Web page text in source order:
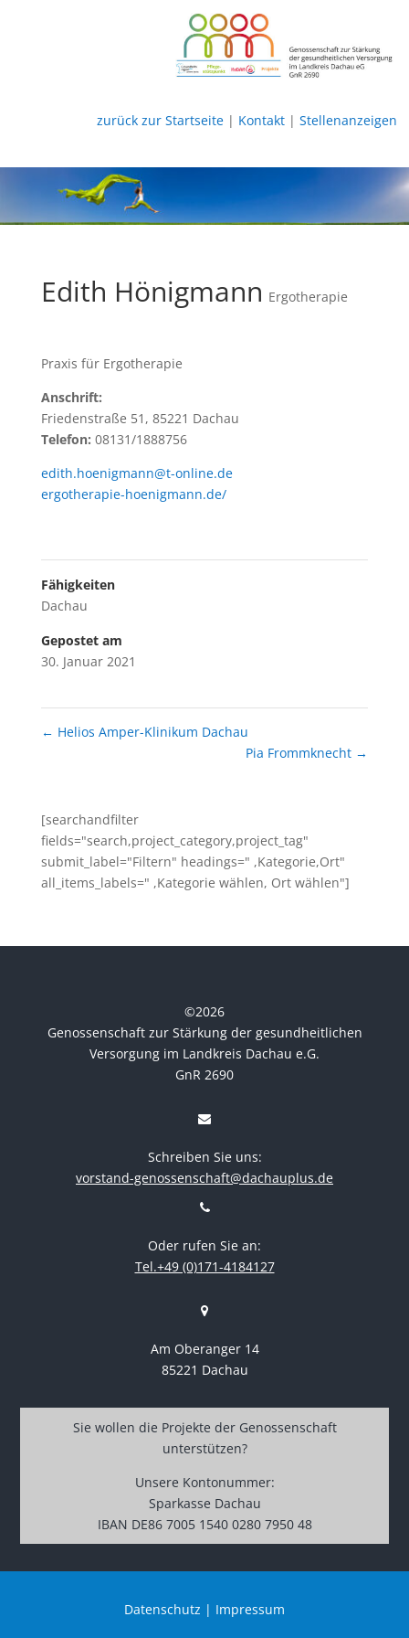
zurück zur Startseite| Kontakt| Stellenanzeigen
Edith Hönigmann Ergotherapie
Praxis für Ergotherapie
Anschrift:
Friedenstraße 51, 85221 Dachau
Telefon: 08131/1888756
edith.hoenigmann@t-online.de
ergotherapie-hoenigmann.de/
Fähigkeiten
Dachau
Gepostet am
30. Januar 2021
← Helios Amper-Klinikum Dachau
Pia Frommknecht →
[searchandfilter
fields="search,project_category,project_tag"
submit_label="Filtern" headings=" ,Kategorie,Ort"
all_items_labels=" ,Kategorie wählen, Ort wählen"]
©2026
Genossenschaft zur Stärkung der gesundheitlichen
Versorgung im Landkreis Dachau e.G.
GnR 2690
Schreiben Sie uns:
vorstand-genossenschaft@dachauplus.de
Oder rufen Sie an:
Tel.+49 (0)171-4184127
Am Oberanger 14
85221 Dachau
Sie wollen die Projekte der Genossenschaft
unterstützen?
Unsere Kontonummer:
Sparkasse Dachau
IBAN DE86 7005 1540 0280 7950 48
Datenschutz | Impressum